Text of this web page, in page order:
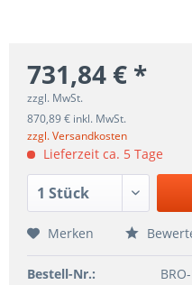
731,84 € *
zzgl. MwSt.
870,89 € inkl. MwSt.
zzgl. Versandkosten
Lieferzeit ca. 5 Tage
Merken
Bestell-Nr.: